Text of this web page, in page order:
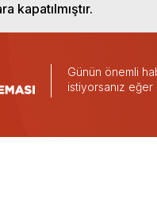
kapatılmıştır.
Günün önemli
istiyorsanız